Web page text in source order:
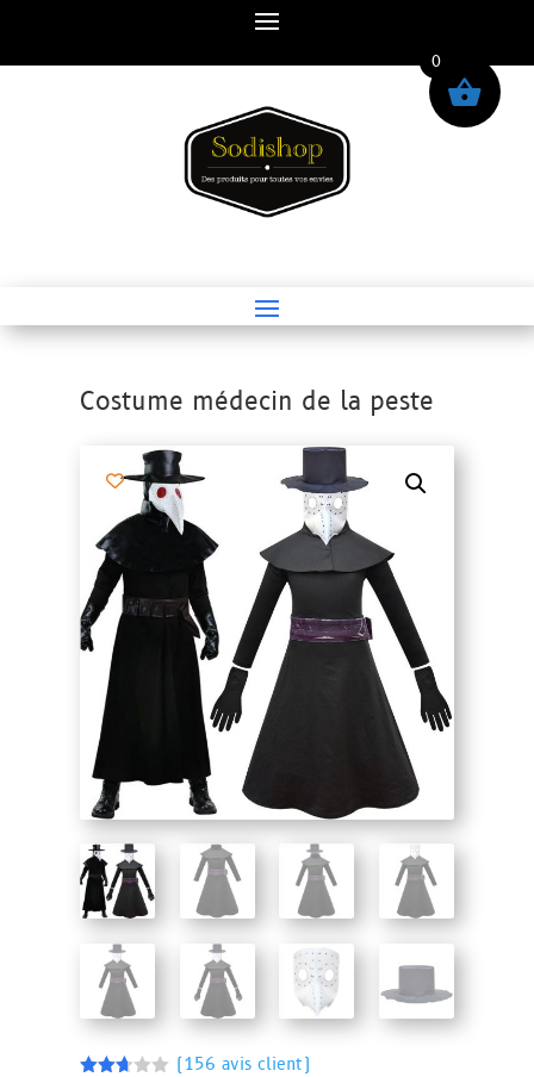
Costume médecin de la peste
Halloween / Costume médecin de la peste
(156 avis client)
0